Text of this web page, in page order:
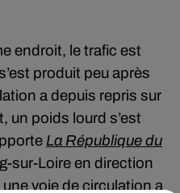
endroit, le trafic est
produit peu après
a depuis repris sur
un poids lourd s’est
La République du
sur-Loire en direction
voie de circulation a